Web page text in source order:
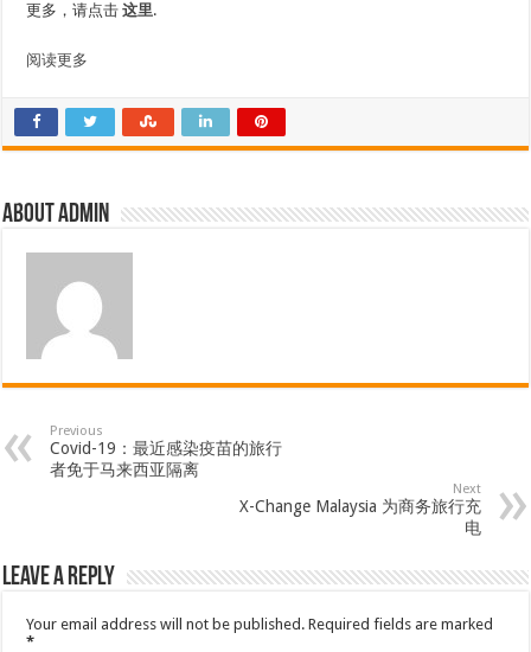
更多，请点击这里.
阅读更多
About admin
Previous
Covid-19：最近感染疫苗的旅行
者免于马来西亚隔离
Next
X-Change Malaysia 为商务旅行充
电
Leave a Reply
Your email address will not be published. Required fields are marked
*